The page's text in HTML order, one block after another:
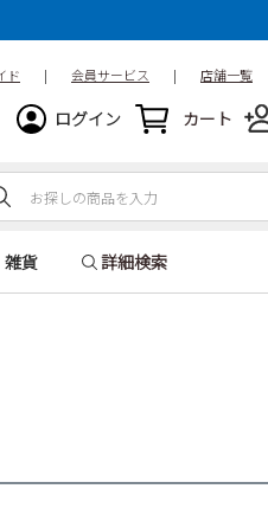
ド | 会員サービス | 店舗一覧
ログイン カート
雑貨 詳細検索